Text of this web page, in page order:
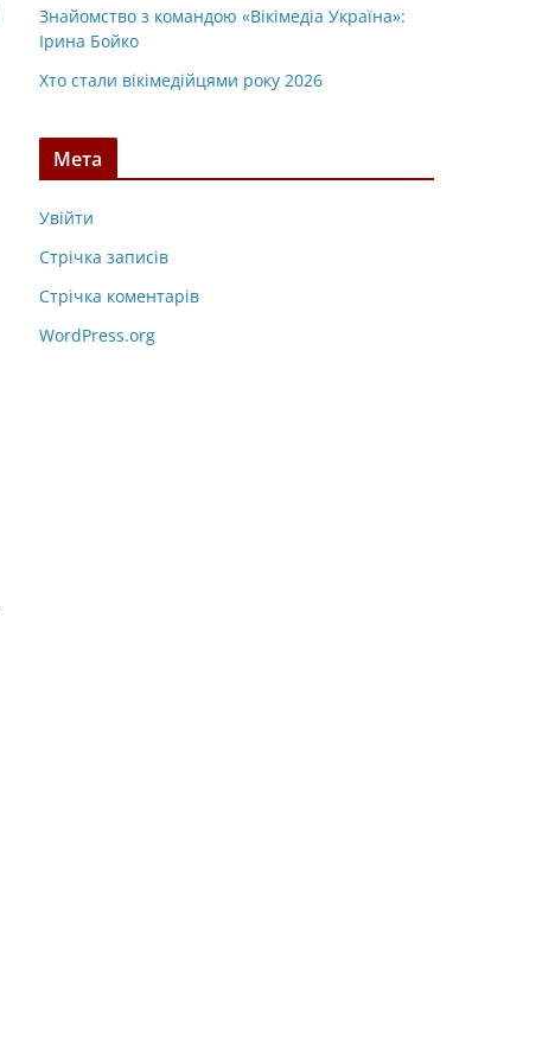
Знайомство з командою «Вікімедіа Україна»:
Ірина Бойко
Хто стали вікімедійцями року 2026
Мета
Увійти
Стрічка записів
Стрічка коментарів
WordPress.org